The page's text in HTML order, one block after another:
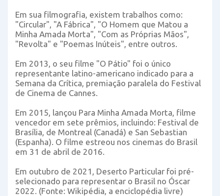
Em sua filmografia, existem trabalhos como:
"Circular", "A Fábrica", "O Homem que Matou a
Minha Amada Morta", "Com as Próprias Mãos",
"Revolta" e "Poemas Inúteis", entre outros.
Em 2013, o seu filme "O Pátio" foi o único
representante latino-americano indicado para a
Semana da Crítica, premiação paralela do Festival
de Cinema de Cannes.
Em 2015, lançou Para Minha Amada Morta, filme
vencedor em sete prêmios, incluindo: Festival de
Brasília, de Montreal (Canadá) e San Sebastian
(Espanha). O filme estreou nos cinemas do Brasil
em 31 de abril de 2016.
Em outubro de 2021, Deserto Particular foi pré-
selecionado para representar o Brasil no Óscar
2022. (Fonte: Wikipédia, a enciclopédia livre)